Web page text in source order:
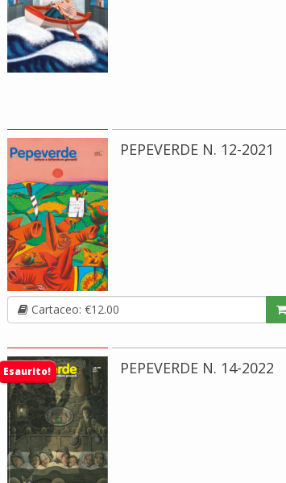
PEPEVERDE N. 12-2021
Cartaceo: €12.00
Esaurito! PEPEVERDE N. 14-2022